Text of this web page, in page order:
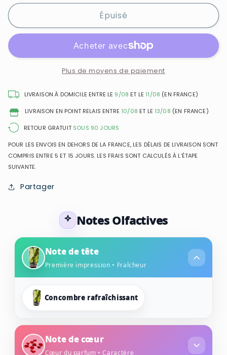
quantité
Victoria&#39;s
Secret
Romantic
Parfumée
quantité
Victoria&#39;s
Romantic
-
Parfumée
Épuisé
Plus de moyens de paiement
LIVRAISON À DOMICILE ENTRE LE 9/08 ET LE 11/08 (EN FRANCE)
LIVRAISON EN POINT RELAIS ENTRE 10/08 ET LE 13/08 (EN FRANCE)
RETOUR GRATUIT SOUS 90 JOURS
POUR LES ENVOIS EN DEHORS DE LA FRANCE, LES DÉLAIS DE LIVRAISON SONT
COMPRIS ENTRE 5 ET 15 JOURS. LES FRAIS SONT CALCULÉS À L’ÉTAPE
SUIVANTE.
Partager
Notes Olfactives
Note de tête
Première impression • Fraîcheur
Concombre rafraîchissant
Note de cœur
Cœur du parfum • Caractère